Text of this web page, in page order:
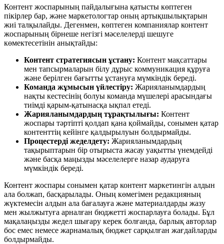
Контент жоспарының пайдалығына қатысты көптеген
пікірлер бар, және маркетологтар оның артықшылықтарын
жиі талқылайды. Дегенмен, көптеген компаниялар контент
жоспарының бірнеше негізгі мәселелерді шешуге
көмектесетінін анықтайды:
Контент стратегиясын ұстану: Контент мақсаттары
мен тапсырмаларын білу дұрыс коммуникация құруға
және берілген бағытты ұстануға мүмкіндік береді.
Команда жұмысын үйлестіру: Жарияланымдардың
нақты кестесінің болуы команда мүшелері арасындағы
тиімді қарым-қатынасқа ықпал етеді.
Жарияланымдардың тұрақтылығы: Контент
жоспары тәртіпті қолдап қана қоймайды, сонымен қатар
контенттің кейінге қалдырылуын болдырмайды.
Процестерді жеделдету: Жарияланымдардың
тақырыптарын бір отырыста жасау уақытты үнемдейді
және басқа маңызды мәселелерге назар аударуға
мүмкіндік береді.
Контент жоспары сонымен қатар контент маркетингін алдын
ала болжап, басқарылады. Оның көмегімен редакцияның
жүктемесін алдын ала бағалауға және материалдарды жазу
мен жылжытуға арналған бюджетті жоспарлауға болады. Бұл
мақалаңызды жедел шығару керек болғанда, барлық авторлар
бос емес немесе жарнамалық бюджет сарқылған жағдайларды
болдырмайды.